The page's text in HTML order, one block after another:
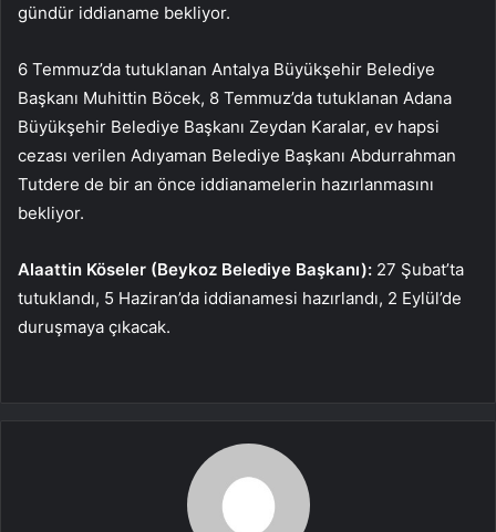
gündür iddianame bekliyor.
6 Temmuz’da tutuklanan Antalya Büyükşehir Belediye
Başkanı Muhittin Böcek, 8 Temmuz’da tutuklanan Adana
Büyükşehir Belediye Başkanı Zeydan Karalar, ev hapsi
cezası verilen Adıyaman Belediye Başkanı Abdurrahman
Tutdere de bir an önce iddianamelerin hazırlanmasını
bekliyor.
Alaattin Köseler (Beykoz Belediye Başkanı): 27 Şubat’ta
tutuklandı, 5 Haziran’da iddianamesi hazırlandı, 2 Eylül’de
duruşmaya çıkacak.